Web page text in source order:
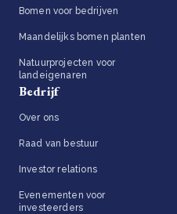
Bomen voor bedrijven
Maandelijks bomen planten
Natuurprojecten voor
landeigenaren
Bedrijf
Over ons
Raad van bestuur
Investor relations
Evenementen voor
investeerders